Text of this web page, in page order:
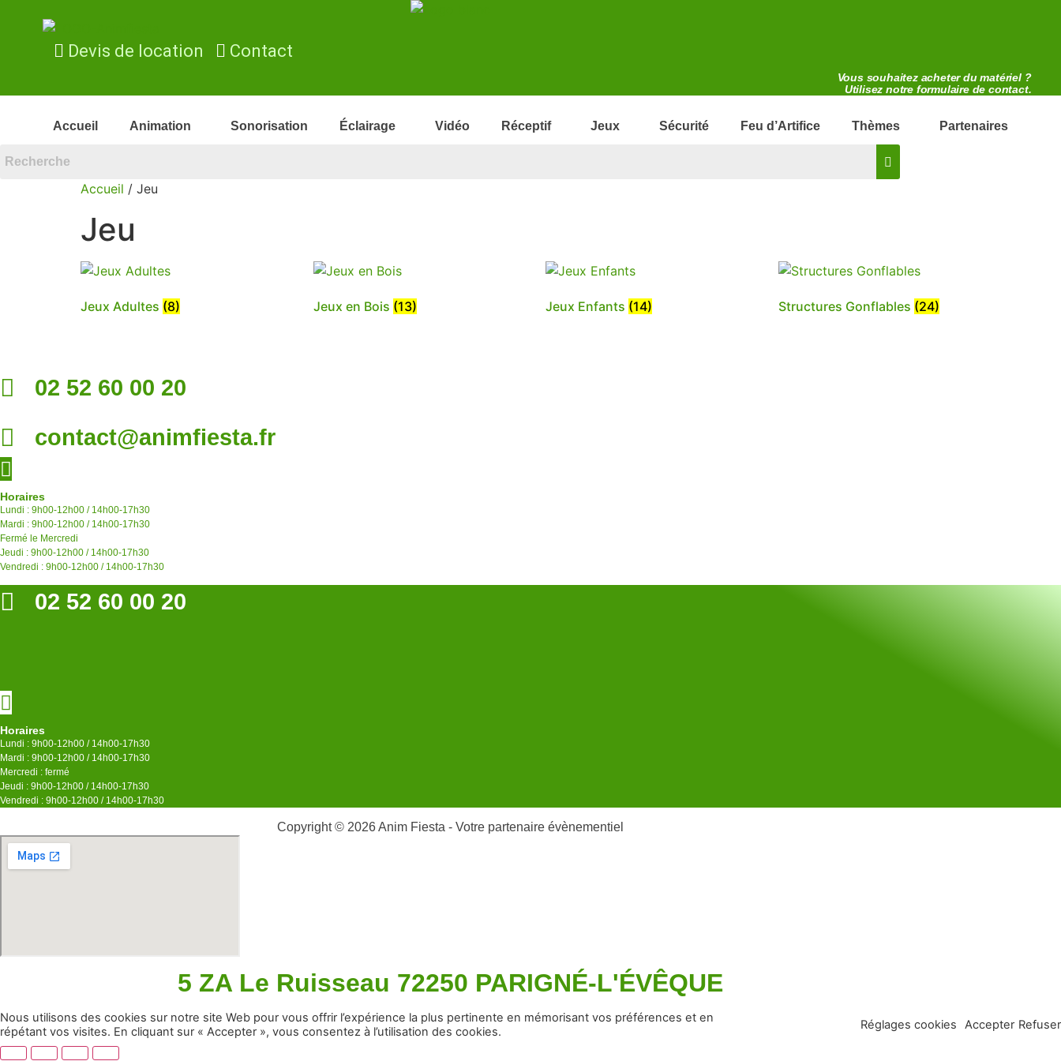
Devis de location Contact
Vous souhaitez acheter du matériel ?
Utilisez notre formulaire de contact.
Accueil Animation Sonorisation Éclairage Vidéo Réceptif Jeux Sécurité Feu d’Artifice Thèmes Partenaires
Accueil / Jeu
Jeu
Jeux Adultes (8) Jeux en Bois (13) Jeux Enfants (14) Structures Gonflables (24)
02 52 60 00 20
contact@animfiesta.fr
Horaires
Lundi : 9h00-12h00 / 14h00-17h30
Mardi : 9h00-12h00 / 14h00-17h30
Fermé le Mercredi
Jeudi : 9h00-12h00 / 14h00-17h30
Vendredi : 9h00-12h00 / 14h00-17h30
02 52 60 00 20
Horaires
Lundi : 9h00-12h00 / 14h00-17h30
Mardi : 9h00-12h00 / 14h00-17h30
Mercredi : fermé
Jeudi : 9h00-12h00 / 14h00-17h30
Vendredi : 9h00-12h00 / 14h00-17h30
Copyright © 2026 Anim Fiesta - Votre partenaire évènementiel
5 ZA Le Ruisseau 72250 PARIGNÉ-L'ÉVÊQUE
Nous utilisons des cookies sur notre site Web pour vous offrir l’expérience la plus pertinente en mémorisant vos préférences et en
répétant vos visites. En cliquant sur « Accepter », vous consentez à l’utilisation des cookies.
Réglages cookies Accepter Refuser